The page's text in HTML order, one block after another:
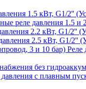
1.5 кВт, G1/2''
реле давления 1.5 и
2.2 кВт, G1/2''
2.5 кВт, G1/2''
Реле
без
давления с плавным